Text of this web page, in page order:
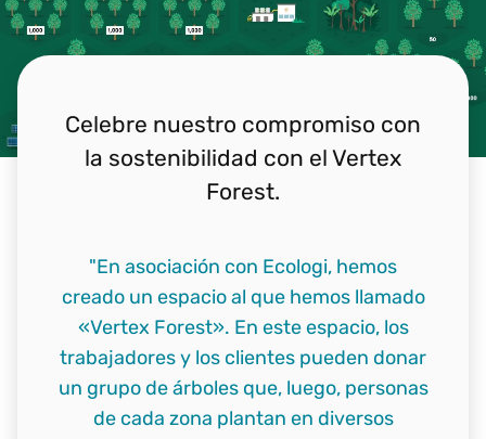
Celebre nuestro compromiso con
la sostenibilidad con el Vertex
Forest.
"En asociación con Ecologi, hemos
creado un espacio al que hemos llamado
«Vertex Forest». En este espacio, los
trabajadores y los clientes pueden donar
un grupo de árboles que, luego, personas
de cada zona plantan en diversos